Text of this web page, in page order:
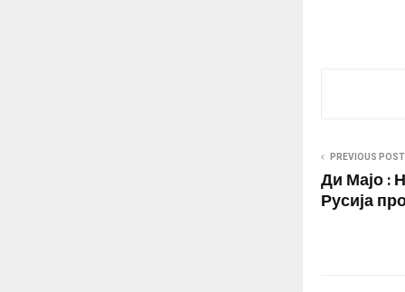
PREVIOUS POST
Ди Мајо :
Русија